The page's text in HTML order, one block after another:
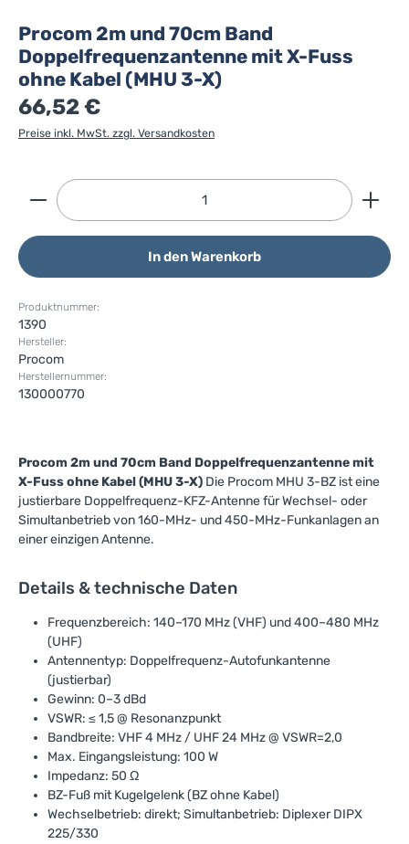
Procom 2m und 70cm Band
Doppelfrequenzantenne mit X-Fuss
ohne Kabel (MHU 3-X)
66,52 €
Preise inkl. MwSt. zzgl. Versandkosten
Produkt Anzahl: Gib den gewünschten Wert ein
In den Warenkorb
Produktnummer:
1390
Hersteller:
Procom
Herstellernummer:
130000770
Procom 2m und 70cm Band Doppelfrequenzantenne mit
X-Fuss ohne Kabel (MHU 3-X) Die Procom MHU 3-BZ ist eine
justierbare Doppelfrequenz-KFZ-Antenne für Wechsel- oder
Simultanbetrieb von 160-MHz- und 450-MHz-Funkanlagen an
einer einzigen Antenne.
Details & technische Daten
Frequenzbereich: 140–170 MHz (VHF) und 400–480 MHz
(UHF)
Antennentyp: Doppelfrequenz-Autofunkantenne
(justierbar)
Gewinn: 0–3 dBd
VSWR: ≤ 1,5 @ Resonanzpunkt
Bandbreite: VHF 4 MHz / UHF 24 MHz @ VSWR=2,0
Max. Eingangsleistung: 100 W
Impedanz: 50 Ω
BZ-Fuß mit Kugelgelenk (BZ ohne Kabel)
Wechselbetrieb: direkt; Simultanbetrieb: Diplexer DIPX
225/330